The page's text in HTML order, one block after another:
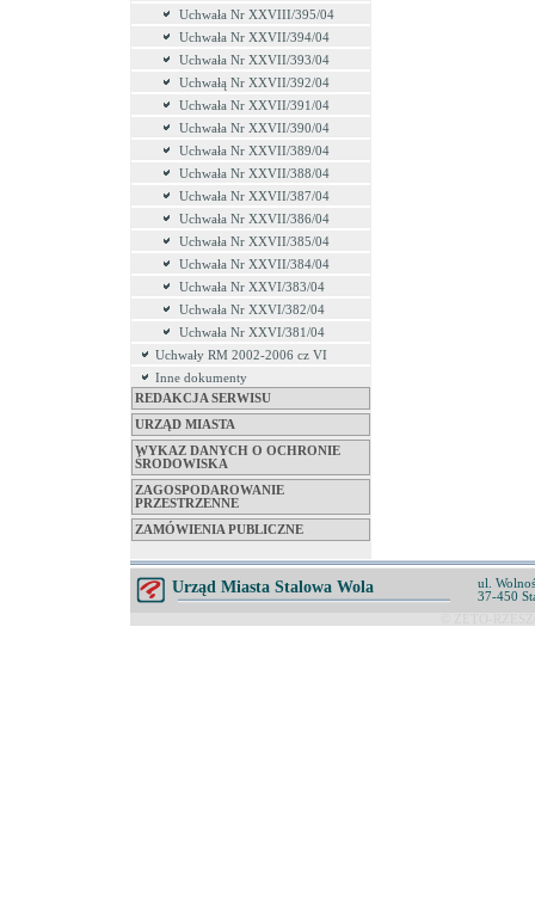
Uchwała Nr XXVIII/395/04
Uchwała Nr XXVII/394/04
Uchwała Nr XXVII/393/04
Uchwałą Nr XXVII/392/04
Uchwała Nr XXVII/391/04
Uchwała Nr XXVII/390/04
Uchwała Nr XXVII/389/04
Uchwała Nr XXVII/388/04
Uchwała Nr XXVII/387/04
Uchwała Nr XXVII/386/04
Uchwała Nr XXVII/385/04
Uchwała Nr XXVII/384/04
Uchwała Nr XXVI/383/04
Uchwała Nr XXVI/382/04
Uchwała Nr XXVI/381/04
Uchwały RM 2002-2006 cz VI
Inne dokumenty
REDAKCJA SERWISU
URZĄD MIASTA
WYKAZ DANYCH O OCHRONIE
ŚRODOWISKA
ZAGOSPODAROWANIE
PRZESTRZENNE
ZAMÓWIENIA PUBLICZNE
Urząd Miasta Stalowa Wola
ul.
37-450